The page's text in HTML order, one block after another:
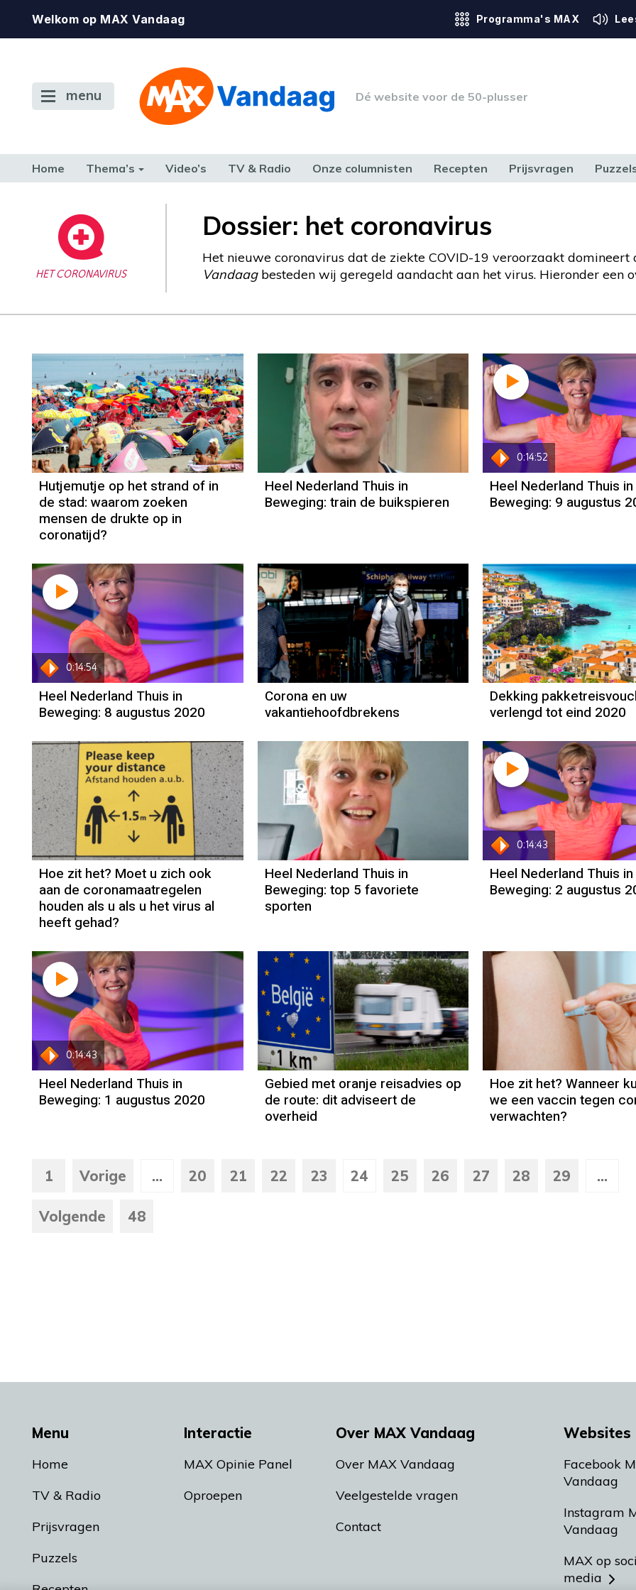
Welkom op MAX Vandaag Programma's MAX
menu Dé website voor de 50-plusser
Home Thema’s Video’s TV & Radio Onze columnisten Recepten Prijsvragen
TERUG NAAR TOEN
HET CORONAVIRUS
Dossier: het coronavirus
Het nieuwe coronavirus dat de ziekte COVID-19 veroorzaakt
Vandaagbesteden wij geregeld aandacht aan het virus. Hieronder een
Hutjemutje op het strand of in
de stad: waarom zoeken
mensen de drukte op in
coronatijd?
Heel Nederland Thuis in
Beweging: train de buikspieren
0:14:52
Heel Nederland Thuis in
Beweging: 9 augustus
0:14:54
Heel Nederland Thuis in
Beweging: 8 augustus 2020
Column
Jeanine Janssen
Corona en uw
vakantiehoofdbrekens
Dekking
verlengd tot eind 2020
Hoe zit het? Moet u zich ook
aan de coronamaatregelen
houden als u als u het virus al
heeft gehad?
Heel Nederland Thuis in
Beweging: top 5 favoriete
sporten
0:14:43
Heel Nederland Thuis in
Beweging: 2 augustus
0:14:43
Heel Nederland Thuis in
Beweging: 1 augustus 2020
Gebied met oranje reisadvies op
de route: dit adviseert de
overheid
Hoe zit het? Wanneer
we een vaccin tegen
verwachten?
1 Vorige ... 20 21 22 23 24 25 26 27 28 29 ...
Volgende 48
Menu
Home
TV & Radio
Prijsvragen
Puzzels
Interactie
MAX Opinie Panel
Oproepen
Over MAX Vandaag
Over MAX Vandaag
Veelgestelde vragen
Contact
Websites
Facebook
Vandaag
Instagram
Vandaag
MAX op
media